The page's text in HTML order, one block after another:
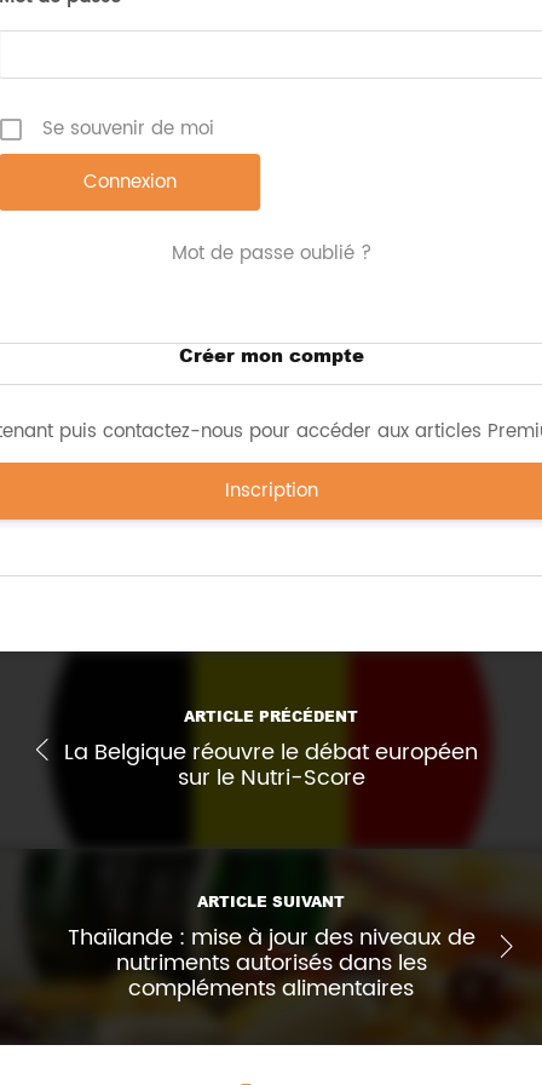
Se souvenir de moi
Mot de passe oublié ?
Créer mon compte
puis contactez-nous pour accéder aux articles
Inscription
la fatigue physique. En ce qui concerne
ganoderma lucidum, l’allégation autorisée est celle
Source :
https://scjg.henan.gov.cn/2023/12-31/2876778.html
ARTICLE PRÉCÉDENT
La Belgique réouvre le débat européen
sur le Nutri-Score
ARTICLE SUIVANT
Thaïlande : mise à jour des niveaux de
nutriments autorisés dans les
compléments alimentaires